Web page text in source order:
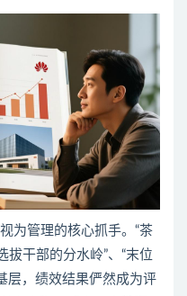
为管理的核心抓手。“茶
拔干部的分水岭”、“末位
层，绩效结果俨然成为评